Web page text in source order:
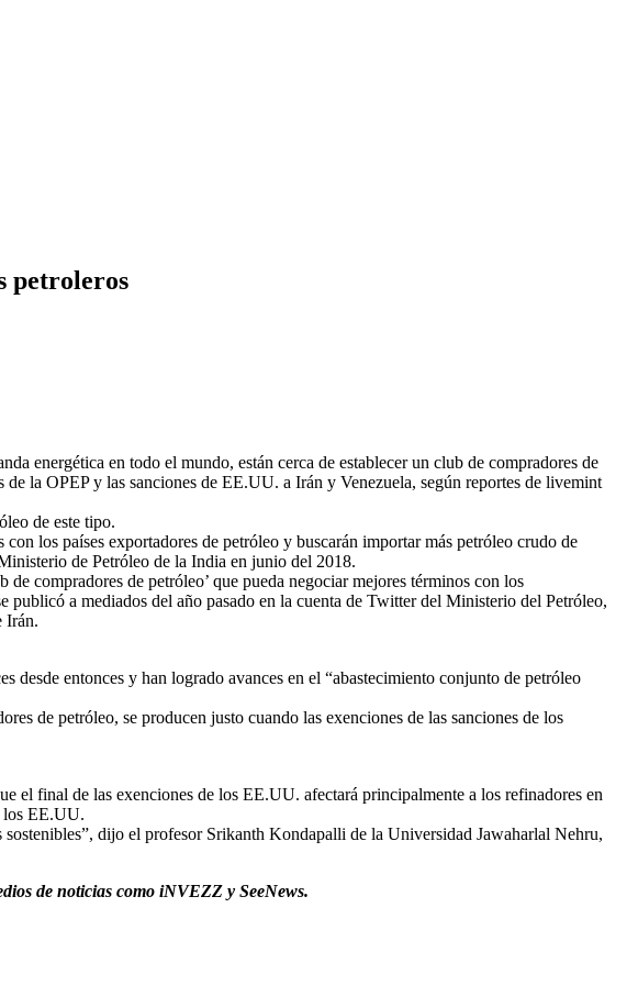
petroleros
energética en todo el mundo, están cerca de establecer un club de compradores de
la OPEP y las sanciones de EE.UU. a Irán y Venezuela, según reportes de livemint
de este tipo.
los países exportadores de petróleo y buscarán importar más petróleo crudo de
de Petróleo de la India en junio del 2018.
compradores de petróleo’ que pueda negociar mejores términos con los
a mediados del año pasado en la cuenta de Twitter del Ministerio del Petróleo,
Irán.
entonces y han logrado avances en el “abastecimiento conjunto de petróleo
de petróleo, se producen justo cuando las exenciones de las sanciones de los
el final de las exenciones de los EE.UU. afectará principalmente a los refinadores en
los EE.UU.
dijo el profesor Srikanth Kondapalli de la Universidad Jawaharlal Nehru,
de noticias como iNVEZZ y SeeNews.